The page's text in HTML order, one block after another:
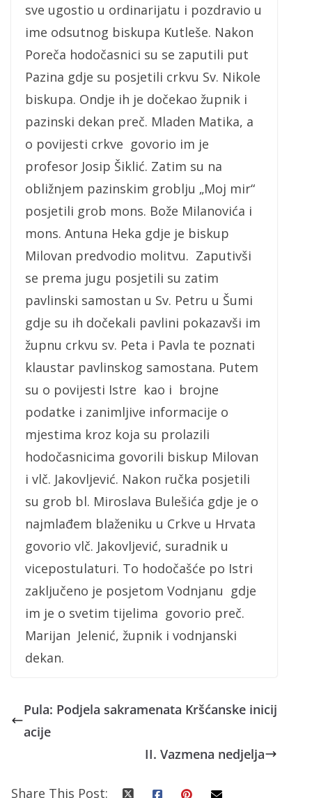
sve ugostio u ordinarijatu i pozdravio u
ime odsutnog biskupa Kutleše. Nakon
Poreča hodočasnici su se zaputili put
Pazina gdje su posjetili crkvu Sv. Nikole
biskupa. Ondje ih je dočekao župnik i
pazinski dekan preč. Mladen Matika, a
o povijesti crkve govorio im je
profesor Josip Šiklić. Zatim su na
obližnjem pazinskim groblju „Moj mir“
posjetili grob mons. Bože Milanovića i
mons. Antuna Heka gdje je biskup
Milovan predvodio molitvu. Zaputivši
se prema jugu posjetili su zatim
pavlinski samostan u Sv. Petru u Šumi
gdje su ih dočekali pavlini pokazavši im
župnu crkvu sv. Peta i Pavla te poznati
klaustar pavlinskog samostana. Putem
su o povijesti Istre kao i brojne
podatke i zanimljive informacije o
mjestima kroz koja su prolazili
hodočasnicima govorili biskup Milovan
i vlč. Jakovljević. Nakon ručka posjetili
su grob bl. Miroslava Bulešića gdje je o
najmlađem blaženiku u Crkve u Hrvata
govorio vlč. Jakovljević, suradnik u
vicepostulaturi. To hodočašće po Istri
zaključeno je posjetom Vodnjanu gdje
im je o svetim tijelima govorio preč.
Marijan Jelenić, župnik i vodnjanski
dekan.
Pula: Podjela sakramenata Kršćanske inicij
acije
II. Vazmena nedjelja
Share This Post: